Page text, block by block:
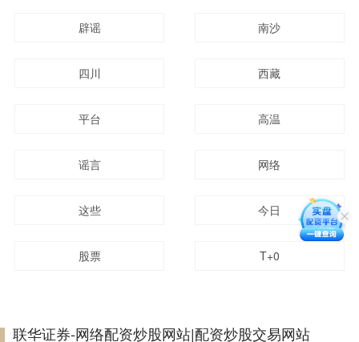
辟谣 南沙
四川 西藏
平台 高温
谣言 网络
这些 今日
股票 T+0
联华证券-网络配资炒股网站|配资炒股交易网站